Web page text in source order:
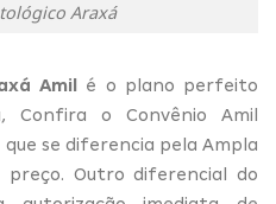
Araxá
Amil
é o plano perfeito
o Convênio Amil
se diferencia pela Ampla
preço. Outro diferencial do